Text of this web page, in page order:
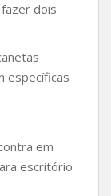
dois
específicas
em
escritório